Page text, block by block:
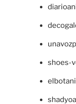
shoes-